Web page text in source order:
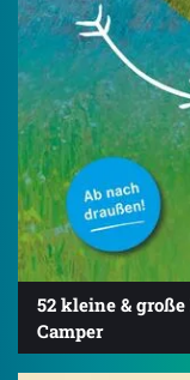
52 kleine &
Camper